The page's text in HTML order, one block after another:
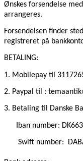
Ønskes forsendelse
arrangeres.
Forsendelsen finder
registreret på
BETALING:
1. Mobilepay til
2. Paypal til :
3. Betaling til Danske
Iban number:
Swift number: